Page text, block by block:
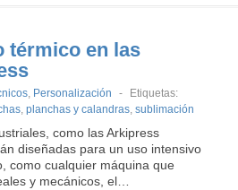
térmico en las
, Personalización -
Etiquetas:
, planchas y calandras, sublimación
como las Arkipress
diseñadas para un uso intensivo
como cualquier máquina que
y mecánicos, el…